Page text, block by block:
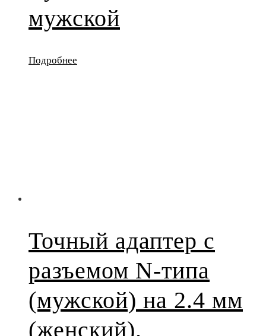
мужской
Подробнее
Точный адаптер с
разъемом N-типа
(мужской) на 2.4 мм
(женский).